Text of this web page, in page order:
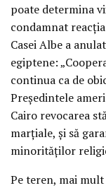
poate determina
condamnat
Casei Albe a
egiptene:
continua ca de
Preşedintele
Cairo revocarea
marţiale, şi să
minorităţilor
Pe teren, mai